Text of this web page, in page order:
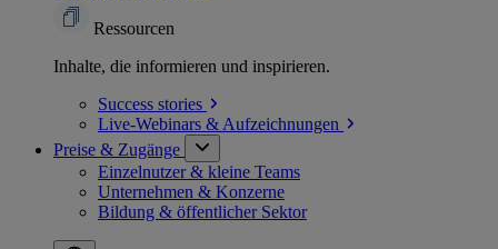
Ressourcen
Inhalte, die informieren und inspirieren.
Success stories
Live-Webinars & Aufzeichnungen
Preise & Zugänge
Einzelnutzer & kleine Teams
Unternehmen & Konzerne
Bildung & öffentlicher Sektor